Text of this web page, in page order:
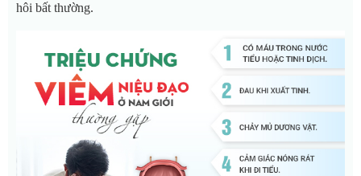
hôi bất thường.